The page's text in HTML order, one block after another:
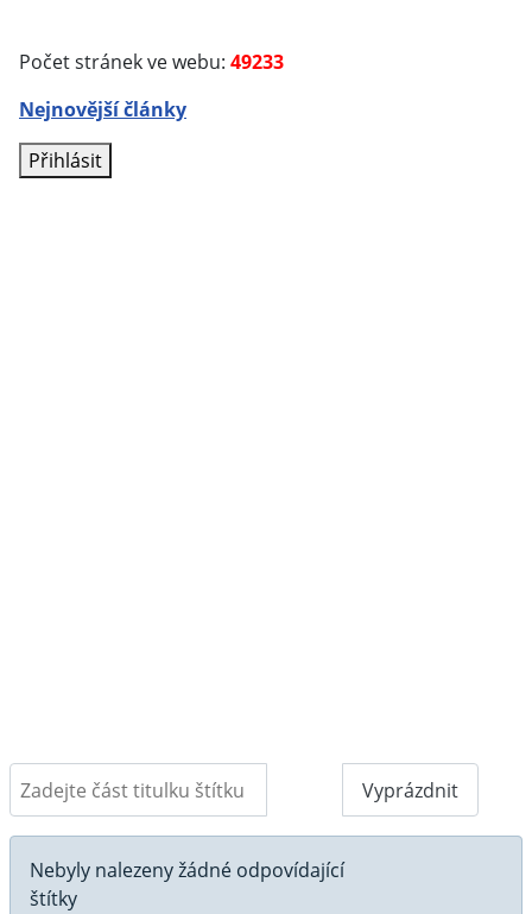
Počet stránek ve webu: 49233
Nejnovější články
Přihlásit
Zadejte část titulku štítku
Vyprázdnit
Informace
Nebyly nalezeny žádné odpovídající
štítky